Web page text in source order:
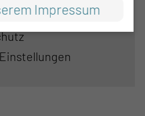
Impressum